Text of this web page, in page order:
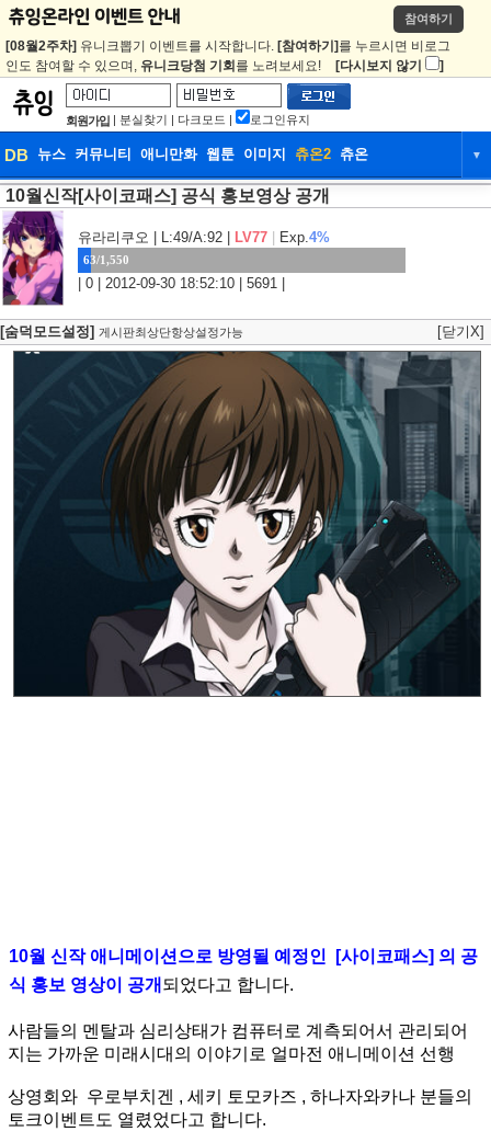
참여하기
[08월2주차] 유니크뽑기 이벤트를 시작합니다. [참여하기] 를 누르시면 비로그
인도 참여할 수 있으며, 유니크당첨 기회 를 노려보세요! [다시보지 않기 ]
회원가입 | 분실찾기 | 다크모드 | 로그인유지
DB 뉴스 커뮤니티 애니만화 웹툰 이미지 츄온2 츄온 ▼
DB 뉴스 커뮤니티
웹툰 이미지 츄온2
10월신작[사이코패스] 공식 홍보영상 공개
유라리쿠오 | L:49/A:92 | LV77 Exp.4%
63/1,550
| 0 | 2012-09-30 18:52:10 | 5691 |
[숨덕모드설정] 게시판최상단항상설정가능 [닫기X]
10월 신작 애니메이션으로 방영될 예정인 [사이코패스] 의 공
식 홍보 영상이 공개 되었다고 합니다.
사람들의 멘탈과 심리상태가 컴퓨터로 계측되어서 관리되어
지는 가까운 미래시대의 이야기로 얼마전 애니메이션 선행
상영회와 우로부치겐 , 세키 토모카즈 , 하나자와카나 분들의
토크이벤트도 열렸었다고 합니다.